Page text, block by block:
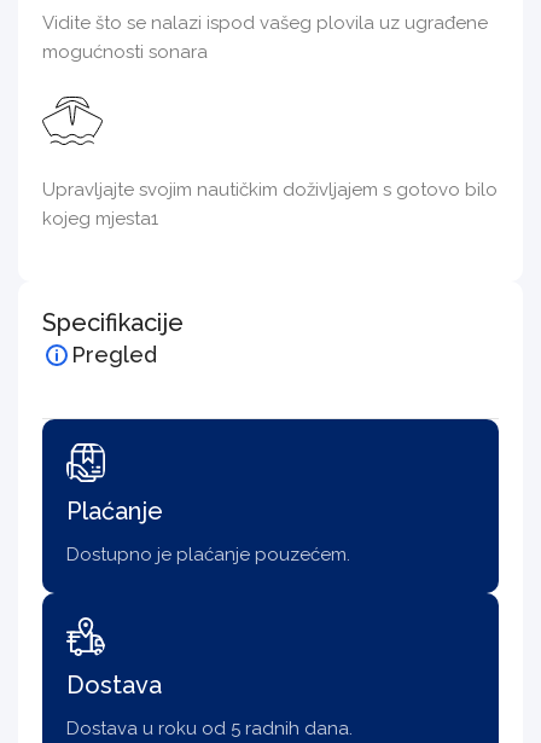
Vidite što se nalazi ispod vašeg plovila uz ugrađene
mogućnosti sonara
Upravljajte svojim nautičkim doživljajem s gotovo bilo
kojeg mjesta1
Specifikacije
Pregled
Plaćanje
Dostupno je plaćanje pouzećem.
Dostava
Dostava u roku od 5 radnih dana.